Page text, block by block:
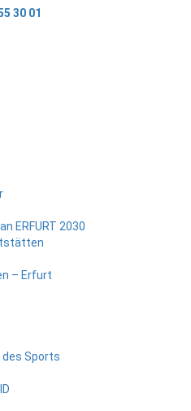
30 01
ERFURT 2030
– Erfurt
Sports